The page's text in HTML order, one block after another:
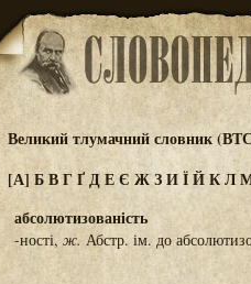
Великий тлумачний словник
[А] БВГ ҐДЕЄ ЖЗИЇЙКЛ
абсолютизованість
-ності, ж. Абстр. ім. до